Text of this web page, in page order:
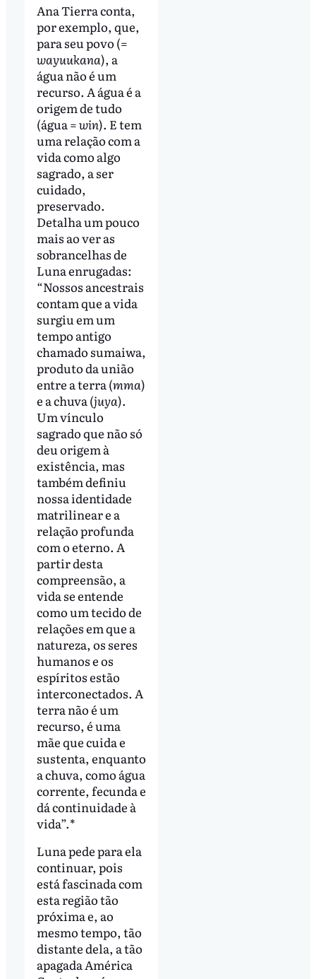
Ana Tierra conta,
por exemplo, que,
para seu povo (=
wayuukana), a
água não é um
recurso. A água é a
origem de tudo
(água =win). E tem
uma relação com a
vida como algo
sagrado, a ser
cuidado,
preservado.
Detalha um pouco
mais ao ver as
sobrancelhas de
Luna enrugadas:
“Nossos ancestrais
contam que a vida
surgiu em um
tempo antigo
chamado sumaiwa,
produto da união
entre a terra (mma)
e a chuva (juya).
Um vínculo
sagrado que não só
deu origem à
existência, mas
também definiu
nossa identidade
matrilinear e a
relação profunda
com o eterno. A
partir desta
compreensão, a
vida se entende
como um tecido de
relações em que a
natureza, os seres
humanos e os
espíritos estão
interconectados. A
terra não é um
recurso, é uma
mãe que cuida e
sustenta, enquanto
a chuva, como água
corrente, fecunda e
dá continuidade à
vida”.*
Luna pede para ela
continuar, pois
está fascinada com
esta região tão
próxima e, ao
mesmo tempo, tão
distante dela, a tão
apagada América